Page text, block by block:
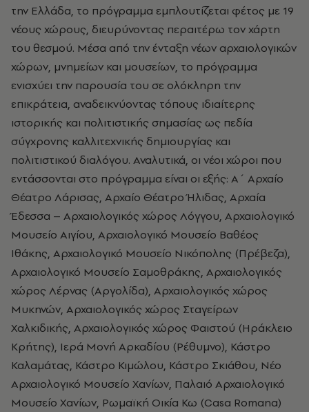
την Ελλάδα, το πρόγραμμα εμπλουτίζεται φέτος με 19
νέους χώρους, διευρύνοντας περαιτέρω τον χάρτη
του θεσμού. Μέσα από την ένταξη νέων αρχαιολογικών
χώρων, μνημείων και μουσείων, το πρόγραμμα
ενισχύει την παρουσία του σε ολόκληρη την
επικράτεια, αναδεικνύοντας τόπους ιδιαίτερης
ιστορικής και πολιτιστικής σημασίας ως πεδία
σύγχρονης καλλιτεχνικής δημιουργίας και
πολιτιστικού διαλόγου. Αναλυτικά, οι νέοι χώροι που
εντάσσονται στο πρόγραμμα είναι οι εξής: Α΄ Αρχαίο
Θέατρο Λάρισας, Αρχαίο Θέατρο Ήλιδας, Αρχαία
Έδεσσα – Αρχαιολογικός χώρος Λόγγου, Αρχαιολογικό
Μουσείο Αιγίου, Αρχαιολογικό Μουσείο Βαθέoς
Ιθάκης, Αρχαιολογικό Μουσείο Νικόπολης (Πρέβεζα),
Αρχαιολογικό Μουσείο Σαμοθράκης, Αρχαιολογικός
χώρος Λέρνας (Αργολίδα), Αρχαιολογικός χώρος
Μυκηνών, Αρχαιολογικός χώρος Σταγείρων
Χαλκιδικής, Αρχαιολογικός χώρος Φαιστού (Ηράκλειο
Κρήτης), Ιερά Μονή Αρκαδίου (Ρέθυμνο), Κάστρο
Καλαμάτας, Κάστρο Κιμώλου, Κάστρο Σκιάθου, Νέο
Αρχαιολογικό Μουσείο Χανίων, Παλαιό Αρχαιολογικό
Μουσείο Χανίων, Ρωμαϊκή Οικία Κω (Casa Romana)